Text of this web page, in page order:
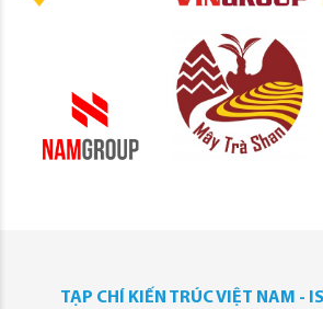
TẠP CHÍ KIẾN TRÚC VIỆT NAM -